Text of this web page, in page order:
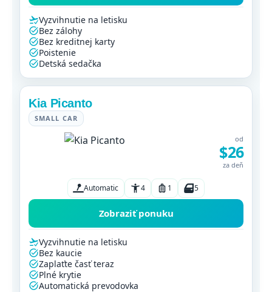
Vyzvihnutie na letisku
Bez zálohy
Bez kreditnej karty
Poistenie
Detská sedačka
Kia Picanto
SMALL CAR
od
$26
za deň
Automatic 4 1 5
Zobraziť ponuku
Vyzvihnutie na letisku
Bez kaucie
Zaplaťte časť teraz
Plné krytie
Automatická prevodovka